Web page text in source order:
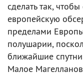
сделать так,
европейскую
пределами
полушарии,
ближайшие
Малое